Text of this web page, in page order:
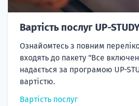
Вартість послуг UP-
Ознайомтесь з повним
входять до пакету "Все
надається за програмою UP-
вартістю.
Вартість послуг